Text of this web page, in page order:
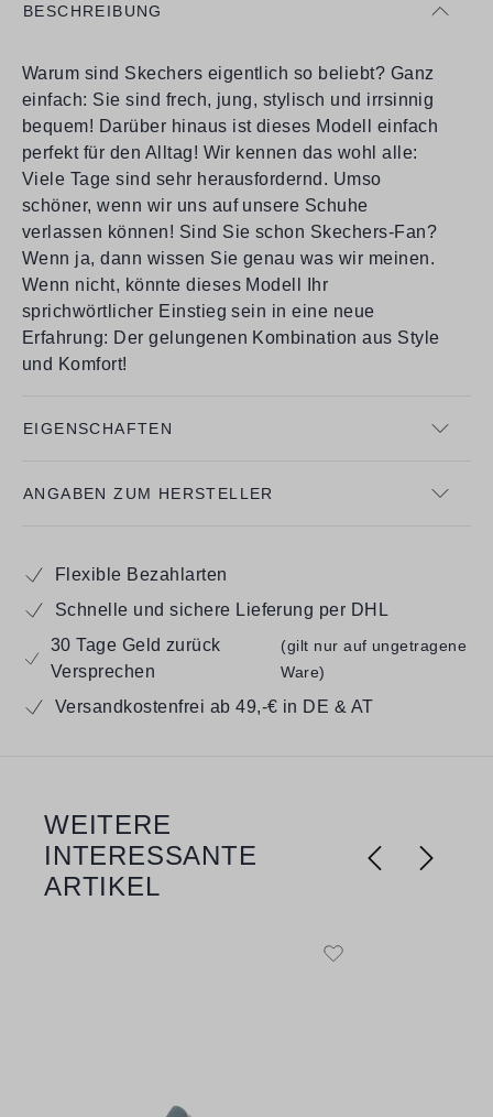
BESCHREIBUNG
Warum sind Skechers eigentlich so beliebt? Ganz
einfach: Sie sind frech, jung, stylisch und irrsinnig
bequem! Darüber hinaus ist dieses Modell einfach
perfekt für den Alltag! Wir kennen das wohl alle:
Viele Tage sind sehr herausfordernd. Umso
schöner, wenn wir uns auf unsere Schuhe
verlassen können! Sind Sie schon Skechers-Fan?
Wenn ja, dann wissen Sie genau was wir meinen.
Wenn nicht, könnte dieses Modell Ihr
sprichwörtlicher Einstieg sein in eine neue
Erfahrung: Der gelungenen Kombination aus Style
und Komfort!
EIGENSCHAFTEN
ANGABEN ZUM HERSTELLER
Flexible Bezahlarten
Schnelle und sichere Lieferung per DHL
30 Tage Geld zurück
Versprechen
(gilt nur auf ungetragene
Ware)
Versandkostenfrei ab 49,-€ in DE & AT
Produktgalerie überspringen
WEITERE
INTERESSANTE
ARTIKEL